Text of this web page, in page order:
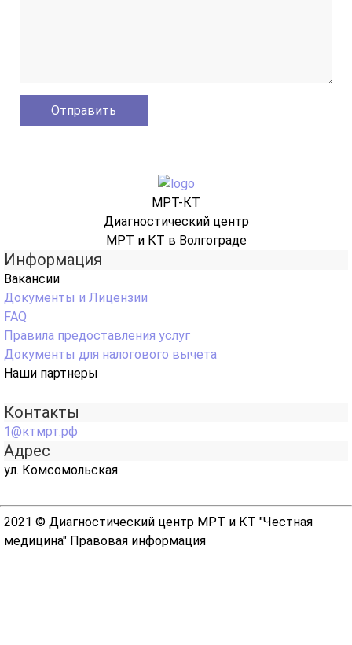
МРТ-КТ
Диагностический центр
МРТ и КТ в Волгограде
Информация
Вакансии
Документы и Лицензии
FAQ
Правила предоставления услуг
Документы для налогового вычета
Наши партнеры
Контакты
1@ктмрт.рф
Адрес
ул. Комсомольская
2021 © Диагностический центр МРТ и КТ "Честная
медицина" Правовая информация